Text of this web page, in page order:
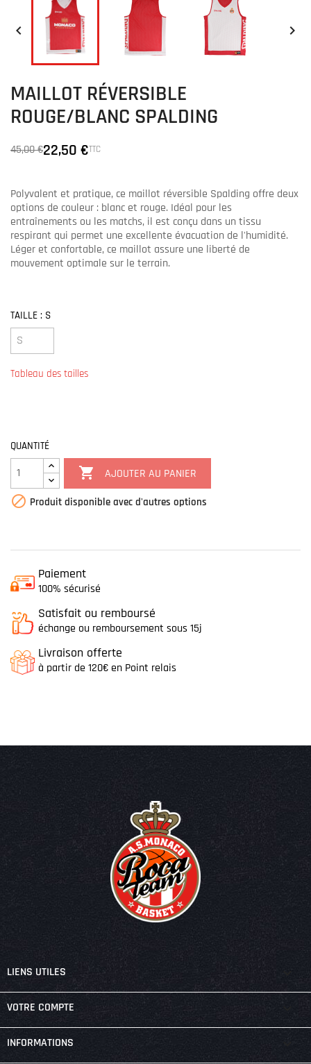
 
MAILLOT RÉVERSIBLE
ROUGE/BLANC SPALDING
45,00 €22,50 €TTC
Polyvalent et pratique, ce maillot réversible Spalding offre deux
options de couleur : blanc et rouge. Idéal pour les
entraînements ou les matchs, il est conçu dans un tissu
respirant qui permet une excellente évacuation de l'humidité.
Léger et confortable, ce maillot assure une liberté de
mouvement optimale sur le terrain.
TAILLE : S
Tableau des tailles
QUANTITÉ
 AJOUTER AU PANIER
 Produit disponible avec d'autres options
Paiement
100% sécurisé
Satisfait ou remboursé
échange ou remboursement sous 15j
Livraison offerte
à partir de 120€ en Point relais
LIENS UTILES
VOTRE COMPTE 
INFORMATIONS